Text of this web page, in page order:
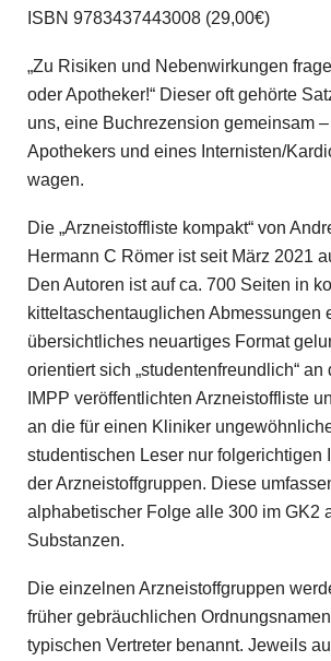
ISBN 9783437443008 (29,00€)
„Zu Risiken und Nebenwirkungen
oder Apotheker!“ Dieser oft gehörte
uns, eine Buchrezension gemeinsam
Apothekers und eines Internisten/
wagen.
Die „Arzneistoffliste kompakt“ von
Hermann C Römer ist seit März 2021
Den Autoren ist auf ca. 700 Seiten in
kitteltaschentauglichen Abmessungen
übersichtliches neuartiges Format
orientiert sich „studentenfreundlich“ an
IMPP veröffentlichten Arzneistoffliste
an die für einen Kliniker
studentischen Leser nur folgerichtigen
der Arzneistoffgruppen. Diese
alphabetischer Folge alle 300 im GK2
Substanzen.
Die einzelnen Arzneistoffgruppen
früher gebräuchlichen
typischen Vertreter benannt. Jeweils